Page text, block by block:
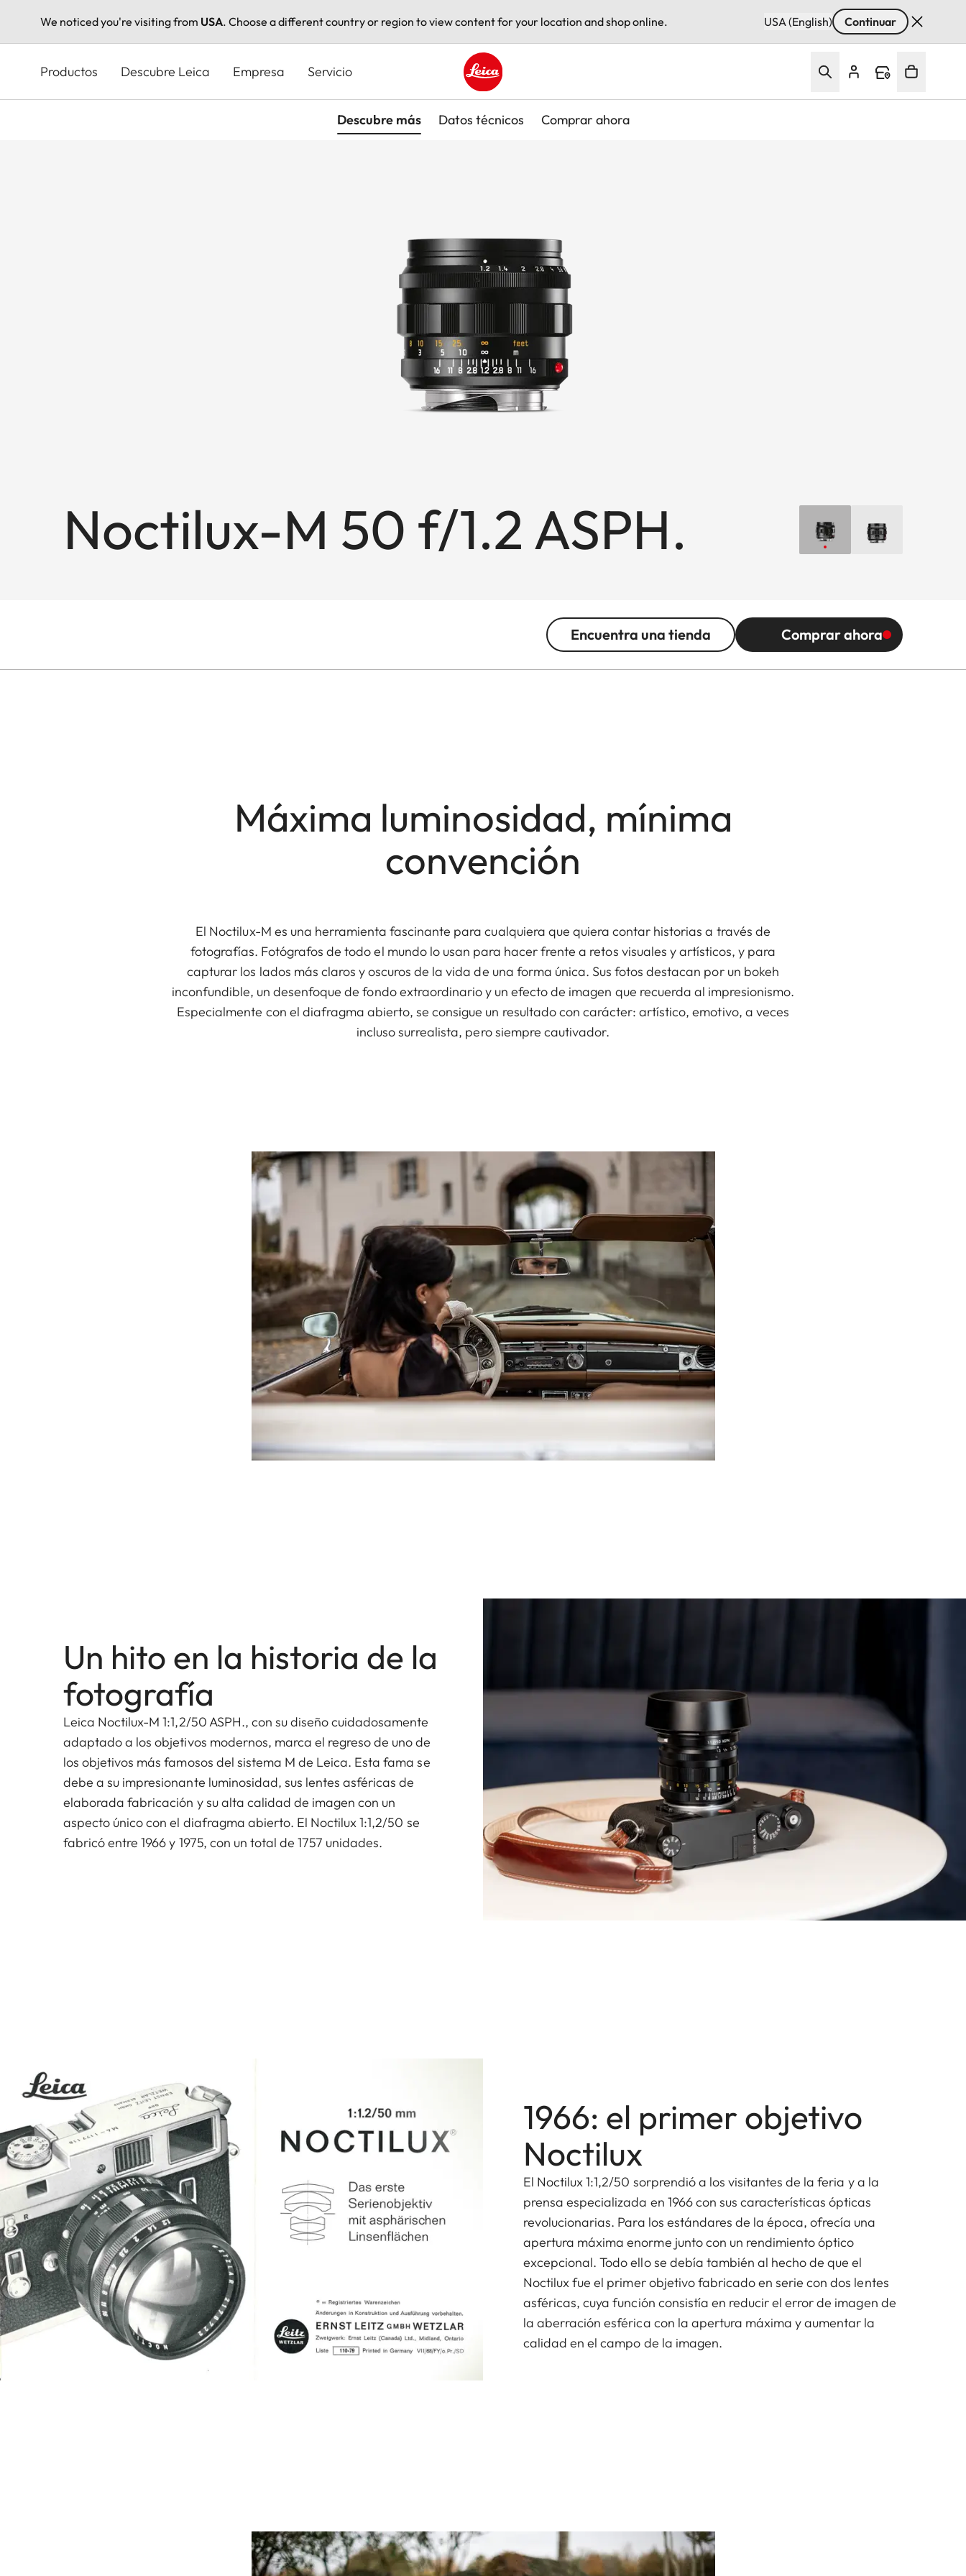
We noticed you're visiting from USA. Choose a different country or region to view content for your location and shop online. USA (English) Continuar
principal
Productos Descubre Leica Empresa Servicio
Leica logo - Home
Descubre más Datos técnicos Comprar ahora
Noctilux-M 50 f/1.2 ASPH.
Encuentra una tienda Comprar ahora
Máxima luminosidad, mínima
convención
El Noctilux-M es una herramienta fascinante para cualquiera que quiera contar historias a través de
fotografías. Fotógrafos de todo el mundo lo usan para hacer frente a retos visuales y artísticos, y para
capturar los lados más claros y oscuros de la vida de una forma única. Sus fotos destacan por un bokeh
inconfundible, un desenfoque de fondo extraordinario y un efecto de imagen que recuerda al impresionismo.
Especialmente con el diafragma abierto, se consigue un resultado con carácter: artístico, emotivo, a veces
incluso surrealista, pero siempre cautivador.
Un hito en la historia de la
fotografía
Leica Noctilux-M 1:1,2/50 ASPH., con su diseño cuidadosamente
adaptado a los objetivos modernos, marca el regreso de uno de
los objetivos más famosos del sistema M de Leica. Esta fama se
debe a su impresionante luminosidad, sus lentes asféricas de
elaborada fabricación y su alta calidad de imagen con un
aspecto único con el diafragma abierto. El Noctilux 1:1,2/50 se
fabricó entre 1966 y 1975, con un total de 1757 unidades.
1966: el primer objetivo
Noctilux
El Noctilux 1:1,2/50 sorprendió a los visitantes de la feria y a la
prensa especializada en 1966 con sus características ópticas
revolucionarias. Para los estándares de la época, ofrecía una
apertura máxima enorme junto con un rendimiento óptico
excepcional. Todo ello se debía también al hecho de que el
Noctilux fue el primer objetivo fabricado en serie con dos lentes
asféricas, cuya función consistía en reducir el error de imagen de
la aberración esférica con la apertura máxima y aumentar la
calidad en el campo de la imagen.